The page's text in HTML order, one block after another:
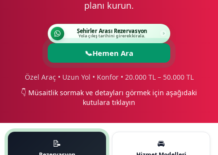
planı kurun.
Şehirler Arası Rezervasyon
Yola çıkış tarihini girerek kirala.
📞Hemen Ara
Özel Araç • Uzun Yol • Konfor • 20.000 TL – 50.000 TL
👇 Müsaitlik sormak ve detayları görmek için aşağıdaki
kutulara tıklayın
📝 🚘